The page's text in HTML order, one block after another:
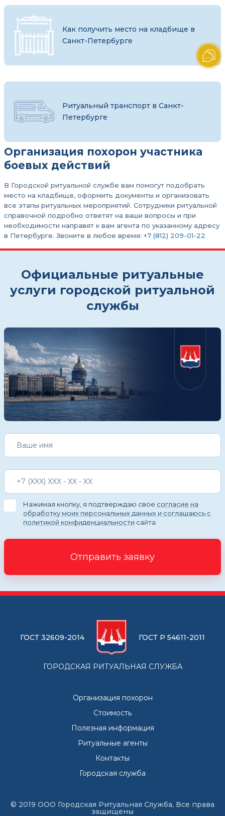
Как получить место на кладбище в
Санкт-Петербурге
Ритуальный транспорт в Санкт-
Петербурге
Организация похорон участника
боевых действий
В Городской ритуальной службе вам помогут подобрать
место на кладбище, оформить документы и организовать
все этапы ритуальных мероприятий. Сотрудники ритуальной
справочной подробно ответят на ваши вопросы и при
необходимости направят к вам агента по указанному адресу
в Петербурге. Звоните в любое время: +7 (812) 209-01-22
Официальные ритуальные
услуги городской ритуальной
службы
Нажимая кнопку, я подтверждаю свое согласие на
обработку моих персональных данных и соглашаюсь с
политикой конфиденциальности сайта
Отправить заявку
ГОСТ 32609-2014 ГОСТ Р 54611-2011
ГОРОДСКАЯ РИТУАЛЬНАЯ СЛУЖБА
Организация похорон
Стоимость
Полезная информация
Ритуальные агенты
Контакты
Городская служба
© 2019 ООО Городская Ритуальная Служба, Все права
защищены